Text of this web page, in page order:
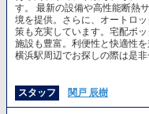
す。 最新の設備や高性能断熱
境を提供。さらに、オートロ
策も充実しています。宅配ボ
施設も豊富。利便性と快適性
横浜駅周辺でお探しの際は是非
スタッフ 関戸 辰樹